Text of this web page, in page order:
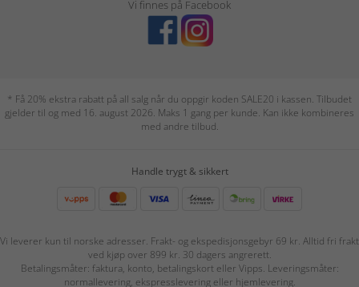
Vi finnes på Facebook
* Få 20% ekstra rabatt på all salg når du oppgir koden SALE20 i kassen. Tilbudet
gjelder til og med 16. august 2026. Maks 1 gang per kunde. Kan ikke kombineres
med andre tilbud.
Handle trygt & sikkert
Vi leverer kun til norske adresser. Frakt- og ekspedisjonsgebyr 69 kr. Alltid fri frakt
ved kjøp over 899 kr. 30 dagers angrerett.
Betalingsmåter: faktura, konto, betalingskort eller Vipps. Leveringsmåter:
normallevering, ekspresslevering eller hjemlevering.